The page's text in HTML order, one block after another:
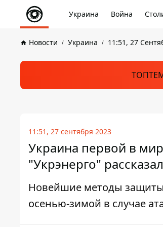
Украина Война
Новости Украина 11:51, 27
11:51, 27 сентября 2023
Украина первой в
"Укрэнерго"
Новейшие методы защиты
осенью-зимой в случае